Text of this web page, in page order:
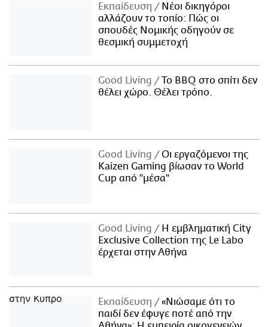
Εκπαίδευση
Νέοι δικηγόροι
αλλάζουν το τοπίο: Πώς οι
σπουδές Νομικής οδηγούν σε
θεσμική συμμετοχή
Good Living
Το BBQ στο σπίτι δεν
θέλει χώρο. Θέλει τρόπο.
Good Living
Οι εργαζόμενοι της
Kaizen Gaming βίωσαν το World
Cup από "μέσα"
Good Living
Η εμβληματική City
Exclusive Collection της Le Labo
έρχεται στην Αθήνα
Εκπαίδευση
«Νιώσαμε ότι το
παιδί δεν έφυγε ποτέ από την